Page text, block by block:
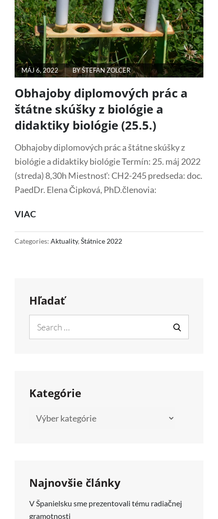
DIDAKTIKY
BIOLÓGIE
(27.5.)
POSTED
ON
MÁJ 6, 2022 BYŠTEFAN ZOLCER
Obhajoby diplomových prác a
štátne skúšky z biológie a
didaktiky biológie (25.5.)
Obhajoby diplomových prác a štátne skúšky z
biológie a didaktiky biológie Termín: 25. máj 2022
(streda) 8,30h Miestnosť: CH2-245 predseda: doc.
PaedDr. Elena Čipková, PhD.členovia:
VIACOBHAJOBY
PRÁC
Z
BIOLÓGIE
A
DIDAKTIKY
Categories: Aktuality, Štátnice 2022
Hľadať
for:
SEARCH
Kategórie
Kategórie
Najnovšie články
V Španielsku sme prezentovali tému radiačnej
gramotnosti